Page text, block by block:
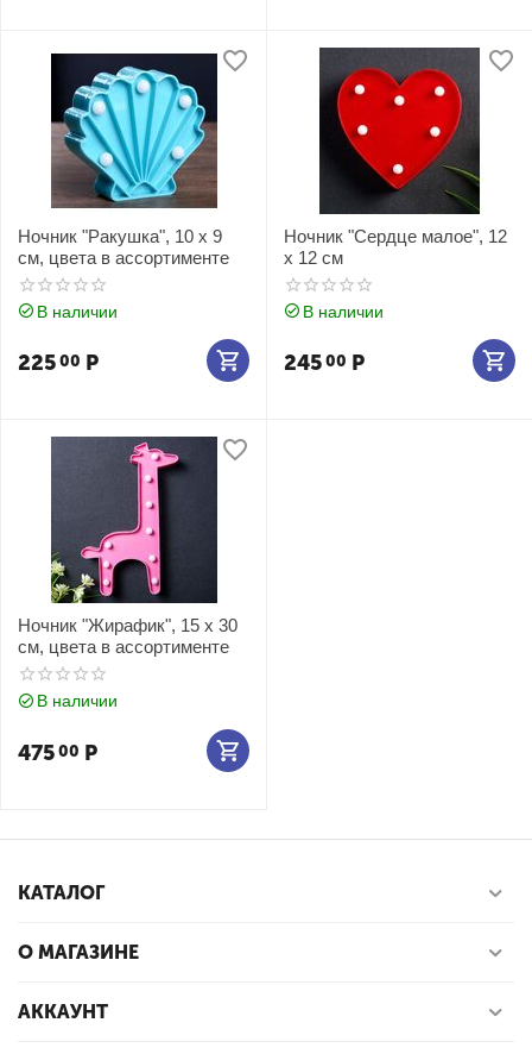
Ночник "Ракушка", 10 х 9
см, цвета в ассортименте
В наличии
22500 Р
Ночник "Сердце малое", 12
х 12 см
В наличии
24500 Р
Ночник "Жирафик", 15 х 30
см, цвета в ассортименте
В наличии
47500 Р
КАТАЛОГ
О МАГАЗИНЕ
АККАУНТ